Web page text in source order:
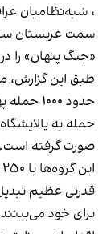
، شبه‌نظامیان
سمت عربستان
«جنگ پنهان» را
طبق این گزارش،
حدود
حمله به
صورت گرفته است.
قدرتی عظیم
برای خود